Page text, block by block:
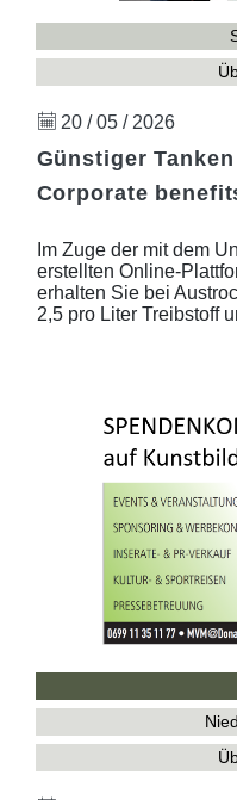
20 / 05 / 2026
Günstiger
Corporate
Im Zuge der mit dem
erstellten Online-
erhalten Sie bei
2,5 pro Liter Treibstoff